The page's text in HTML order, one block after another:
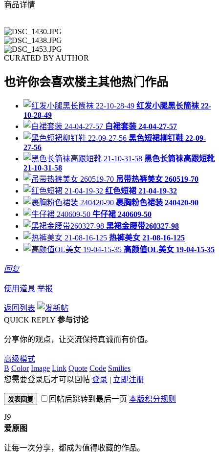
商品详情
CURATED BY AUTHOR
也许你会喜欢楼主其他热门作品
红发小腿黑长筒袜 22-
10-28-49
白裙套装 24-04-27-57
黑色短裙柳钉鞋 22-09-
27-56
黑色长筒袜高跟短靴
21-10-31-58
吊带热裤美女 260519-70
红色短裙 21-04-19-32
裹胸粉色裙装 240420-90
牛仔裙 240609-50
黑裙金腰带260327-98
热裤美女 21-08-16-125
高颜值OL美女 19-04-15-35
回复
使用道具 举报
返回列表
QUICK REPLY 参与讨论
分享你的观点，让交流保持真诚而有价值。
高级模式
B Color Image Link Quote Code Smilies
您需要登录后才可以回帖 登录 | 立即注册
发表回复 回帖后跳转到最后一页 本版积分规则
J9
爱原图
让每一次分享，都成为值得收藏的作品。